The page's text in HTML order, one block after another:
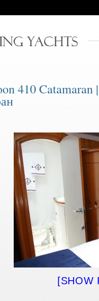
410 Catamaran
[SHOW